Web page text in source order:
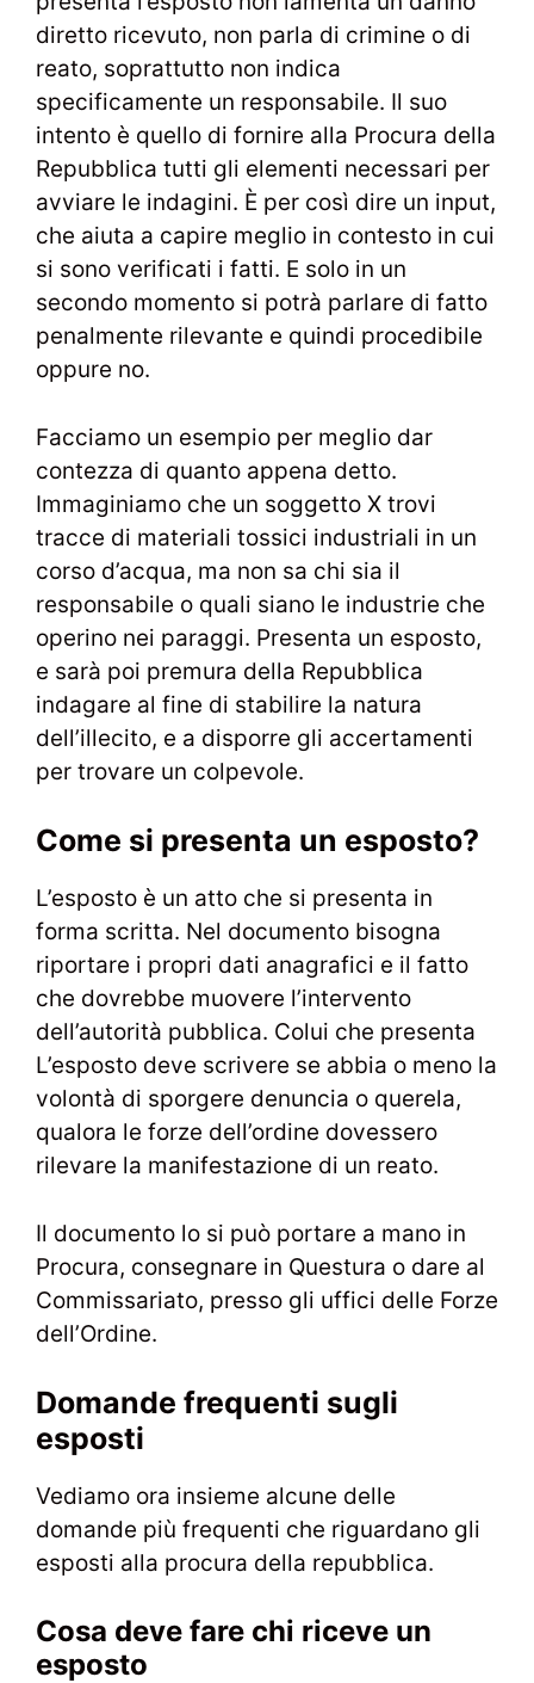
diretto ricevuto, non parla di crimine o di
reato, soprattutto non indica
specificamente un responsabile. Il suo
intento è quello di fornire alla Procura della
Repubblica tutti gli elementi necessari per
avviare le indagini. È per così dire un input,
che aiuta a capire meglio in contesto in cui
si sono verificati i fatti. E solo in un
secondo momento si potrà parlare di fatto
penalmente rilevante e quindi procedibile
oppure no.
Facciamo un esempio per meglio dar
contezza di quanto appena detto.
Immaginiamo che un soggetto X trovi
tracce di materiali tossici industriali in un
corso d’acqua, ma non sa chi sia il
responsabile o quali siano le industrie che
operino nei paraggi. Presenta un esposto,
e sarà poi premura della Repubblica
indagare al fine di stabilire la natura
dell’illecito, e a disporre gli accertamenti
per trovare un colpevole.
Come si presenta un esposto?
L’esposto è un atto che si presenta in
forma scritta. Nel documento bisogna
riportare i propri dati anagrafici e il fatto
che dovrebbe muovere l’intervento
dell’autorità pubblica. Colui che presenta
L’esposto deve scrivere se abbia o meno la
volontà di sporgere denuncia o querela,
qualora le forze dell’ordine dovessero
rilevare la manifestazione di un reato.
Il documento lo si può portare a mano in
Procura, consegnare in Questura o dare al
Commissariato, presso gli uffici delle Forze
dell’Ordine.
Domande frequenti sugli
esposti
Vediamo ora insieme alcune delle
domande più frequenti che riguardano gli
esposti alla procura della repubblica.
Cosa deve fare chi riceve un
esposto